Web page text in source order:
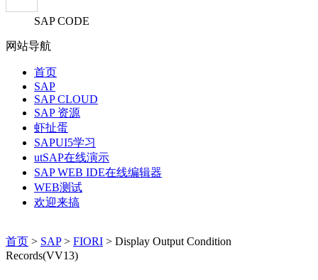
SAP CODE
网站导航
首页
SAP
SAP CLOUD
SAP 资源
虾扯蛋
SAPUI5学习
utSAP在线演示
SAP WEB IDE在线编辑器
WEB测试
欢迎来搞
首页 > SAP> FIORI > Display Output Condition
Records(VV13)